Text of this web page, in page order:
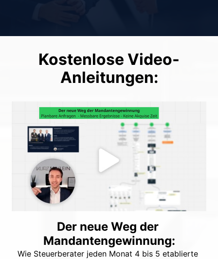
Kostenlose Video-
Anleitungen:
Der neue Weg der
Mandantengewinnung:
Wie Steuerberater jeden Monat 4 bis 5 etablierte